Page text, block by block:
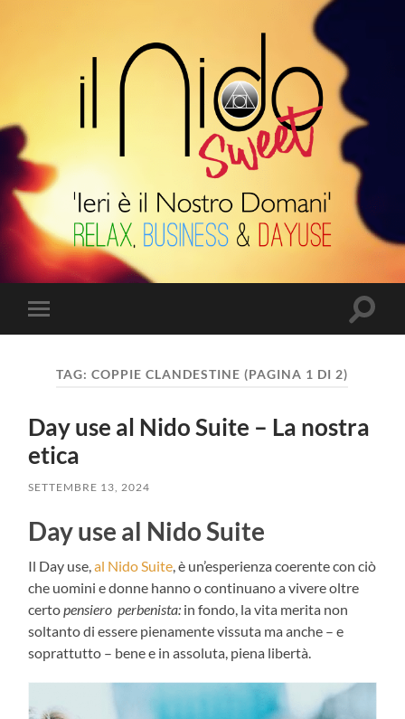
Suite
il
sui
dispositivi
TAG:COPPIE CLANDESTINE (PAGINA 1 DI 2)
Day use al Nido Suite – La nostra
etica
SETTEMBRE 13, 2024
Day use al Nido Suite
Il Day use,al Nido Suite, è un’esperienza coerente con ciò
che uomini e donne hanno o continuano a vivere oltre
certopensiero perbenista: in fondo, la vita merita non
soltanto di essere pienamente vissuta ma anche – e
soprattutto – bene e in assoluta, piena libertà.